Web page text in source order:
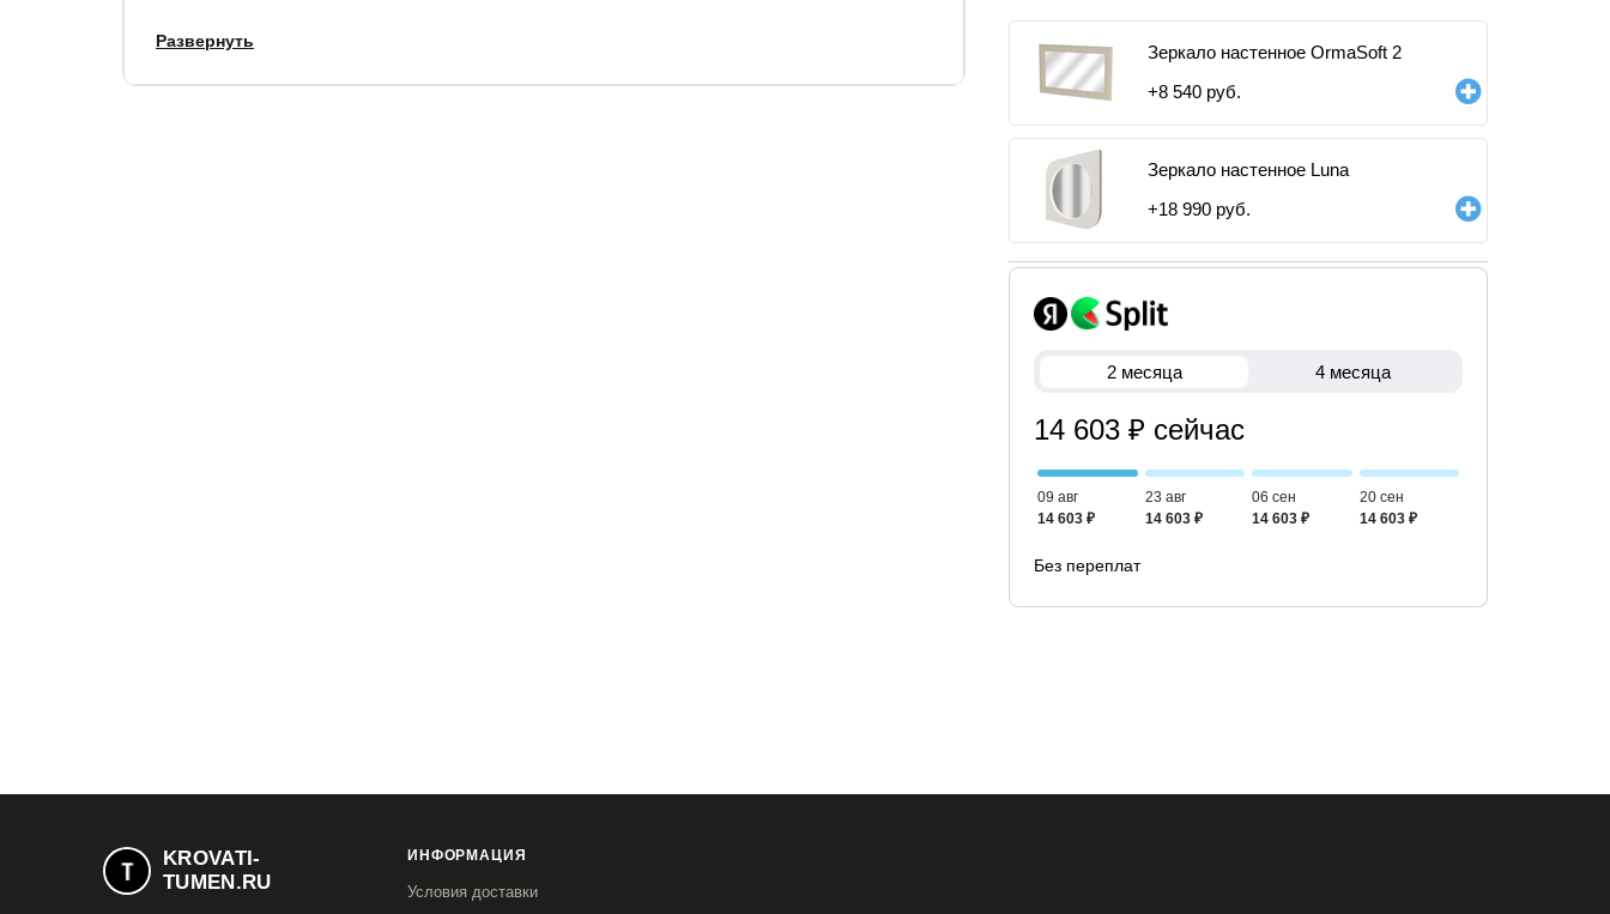
Зеркало настенное OrmaSoft 2
+8 540 руб.
Зеркало настенное Luna
+18 990 руб.
2 месяца 4 месяца
14 603 ₽ сейчас
09 авг
14 603 ₽
23 авг
14 603 ₽
06 сен
14 603 ₽
20 сен
14 603 ₽
Без переплат
Развернуть
KROVATI-
TUMEN.RU
ИНФОРМАЦИЯ
Условия доставки